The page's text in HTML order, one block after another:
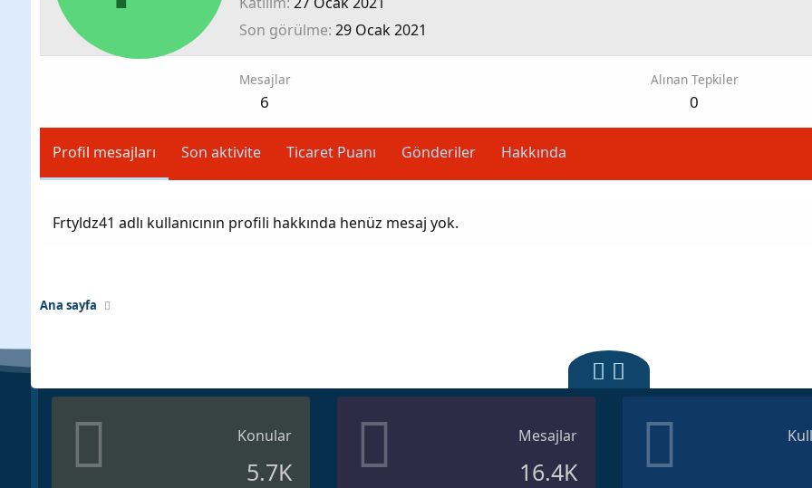
Son görülme 29 Ocak 2021
Mesajlar
6
Alınan Tepkiler
0
Profil mesajları Son aktivite Ticaret Puanı Gönderiler Hakkında
Frtyldz41 adlı kullanıcının profili hakkında henüz mesaj yok.
Ana sayfa
Konular
5.7K
Mesajlar
16.4K